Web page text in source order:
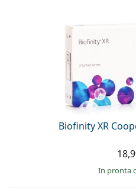
Biofinity XR
in pronta